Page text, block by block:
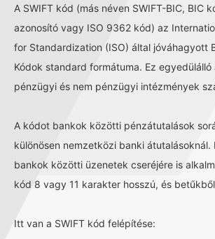
A SWIFT kód (más néven SWIFT-BIC, BIC
azonosító vagy ISO 9362 kód) az
for Standardization (ISO) által jóváhagyott
Kódok standard formátuma. Ez
pénzügyi és nem pénzügyi intézmények
A kódot bankok közötti pénzátutalások
különösen nemzetközi banki átutalásoknál.
bankok közötti üzenetek cseréjére is
kód 8 vagy 11 karakter hosszú, és
Itt van a SWIFT kód felépítése: